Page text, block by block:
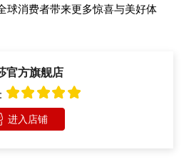
球消费者带来更多惊喜与美好体
官方旗舰店
进入店铺